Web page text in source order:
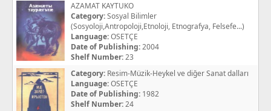
AZAMAT KAYTUKO
Category:Sosyal Bilimler
(Sosyoloji,Antropoloji,Etnoloji, Etnografya, Felsefe...)
Language:OSETÇE
Date of Publishing:2004
Shelf Number:23
Category: Resim-Müzik-Heykel ve diğer Sanat dalları
Language:OSETÇE
Date of Publishing: 1982
Shelf Number:24